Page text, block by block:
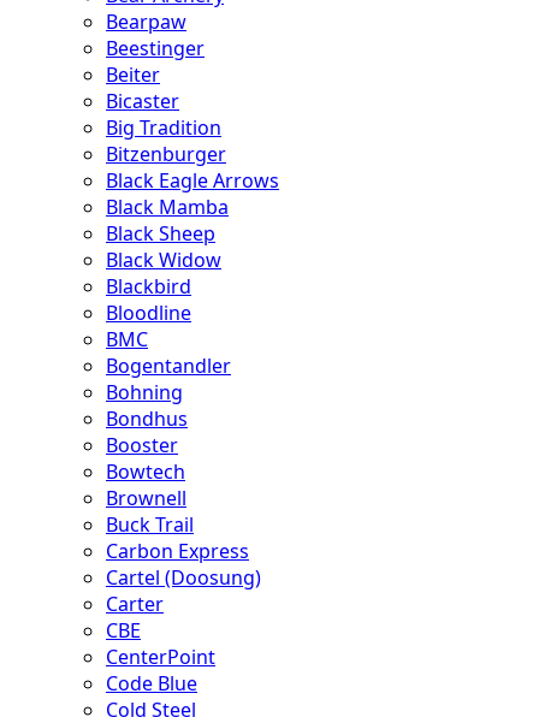
Bearpaw
Beestinger
Beiter
Bicaster
Big Tradition
Bitzenburger
Black Eagle Arrows
Black Mamba
Black Sheep
Black Widow
Blackbird
Bloodline
BMC
Bogentandler
Bohning
Bondhus
Booster
Bowtech
Brownell
Buck Trail
Carbon Express
Cartel (Doosung)
Carter
CBE
CenterPoint
Code Blue
Cold Steel